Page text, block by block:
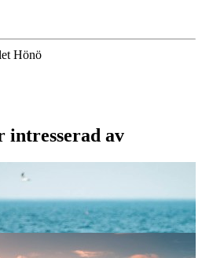
Hönö
intresserad av